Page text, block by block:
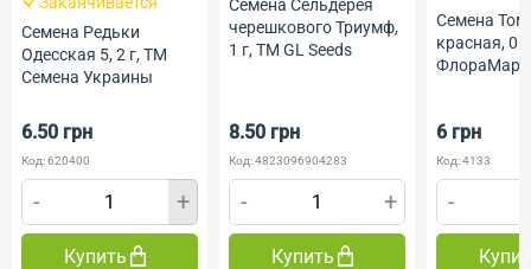
Семена Редьки
Одесская 5, 2 г, ТМ
Семена Украины
6.50 грн
Код: 620400
- +
Купить
Семена Сельдерея
черешкового Триумф,
1 г, ТМ GL Seeds
8.50 грн
Код: 4823096904283
- +
Купить
Семена
красная,
6 грн
Код: 4133
-